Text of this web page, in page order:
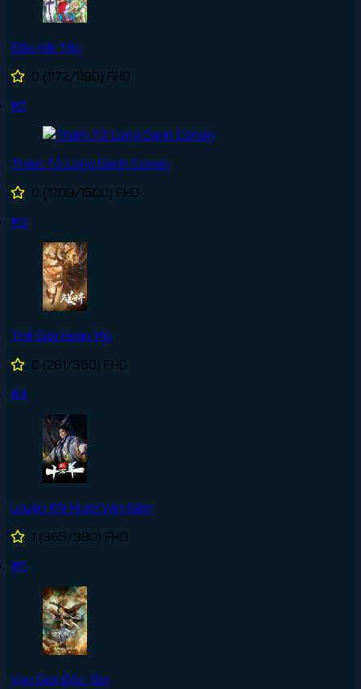
Đảo Hải Tặc
0 (1172/1190) FHD
#2
Thám Tử Lừng Danh Conan
0 (1209/1500) FHD
#3
Thế Giới Hoàn Mỹ
0 (281/360) FHD
#4
Luyện Khí Mười Vạn Năm
1 (365/380) FHD
#5
Vạn Giới Độc Tôn